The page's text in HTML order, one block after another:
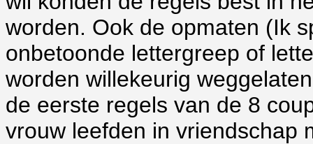
worden. Ook de opmaten (Ik
onbetoonde lettergreep of
worden willekeurig
de eerste regels van de 8
vrouw leefden in vriendschap